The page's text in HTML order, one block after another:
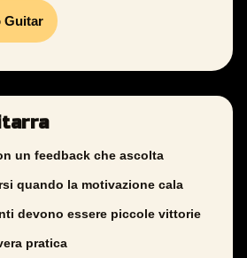
Guitar
un feedback che ascolta
quando la motivazione cala
devono essere piccole vittorie
pratica